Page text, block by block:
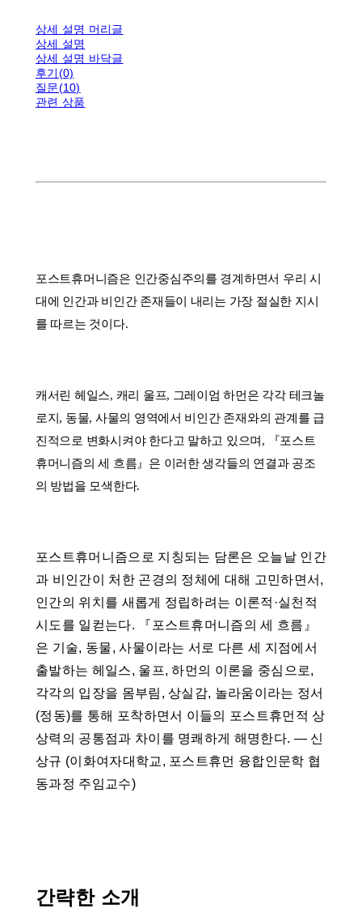
상세 설명 머리글
상세 설명
상세 설명 바닥글
후기(0)
질문(10)
관련 상품
포스트휴머니즘은 인간중심주의를 경계하면서 우리 시
대에 인간과 비인간 존재들이 내리는 가장 절실한 지시
를 따르는 것이다.
캐서린 헤일스, 캐리 울프, 그레이엄 하먼은 각각 테크놀
로지, 동물, 사물의 영역에서 비인간 존재와의 관계를 급
진적으로 변화시켜야 한다고 말하고 있으며, 『포스트
휴머니즘의 세 흐름』은 이러한 생각들의 연결과 공조
의 방법을 모색한다.
포스트휴머니즘으로 지칭되는 담론은 오늘날 인간
과 비인간이 처한 곤경의 정체에 대해 고민하면서,
인간의 위치를 새롭게 정립하려는 이론적·실천적
시도를 일컫는다. 『포스트휴머니즘의 세 흐름』
은 기술, 동물, 사물이라는 서로 다른 세 지점에서
출발하는 헤일스, 울프, 하먼의 이론을 중심으로,
각각의 입장을 몸부림, 상실감, 놀라움이라는 정서
(정동)를 통해 포착하면서 이들의 포스트휴먼적 상
상력의 공통점과 차이를 명쾌하게 해명한다. ― 신
상규 (이화여자대학교, 포스트휴먼 융합인문학 협
동과정 주임교수)
간략한 소개